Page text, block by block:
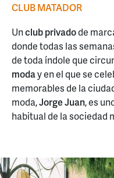
CLUB MATADOR
Unclub privadode
donde todas las
de toda índole que
moday en el que se
memorables de la
moda,Jorge Juan, es
habitual de la sociedad